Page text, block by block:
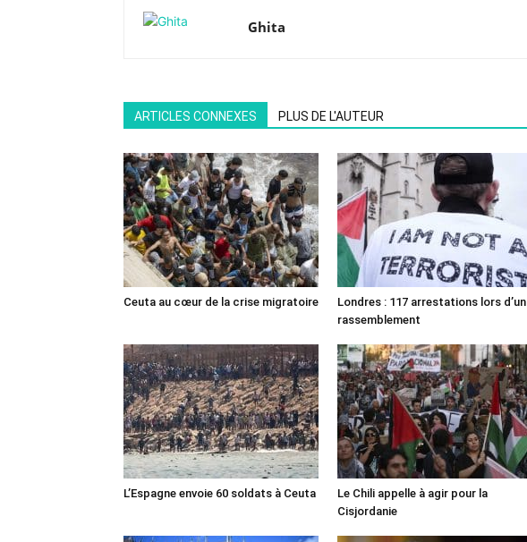
Ghita
ARTICLES CONNEXES PLUS DE L'AUTEUR
Ceuta au cœur de la crise migratoire
Londres : 117 arrestations lors d’un
rassemblement
L’Espagne envoie 60 soldats à Ceuta
Le Chili appelle à agir pour la
Cisjordanie